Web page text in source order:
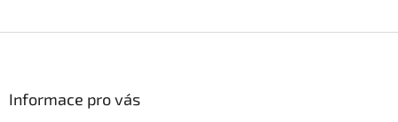
Informace pro vás